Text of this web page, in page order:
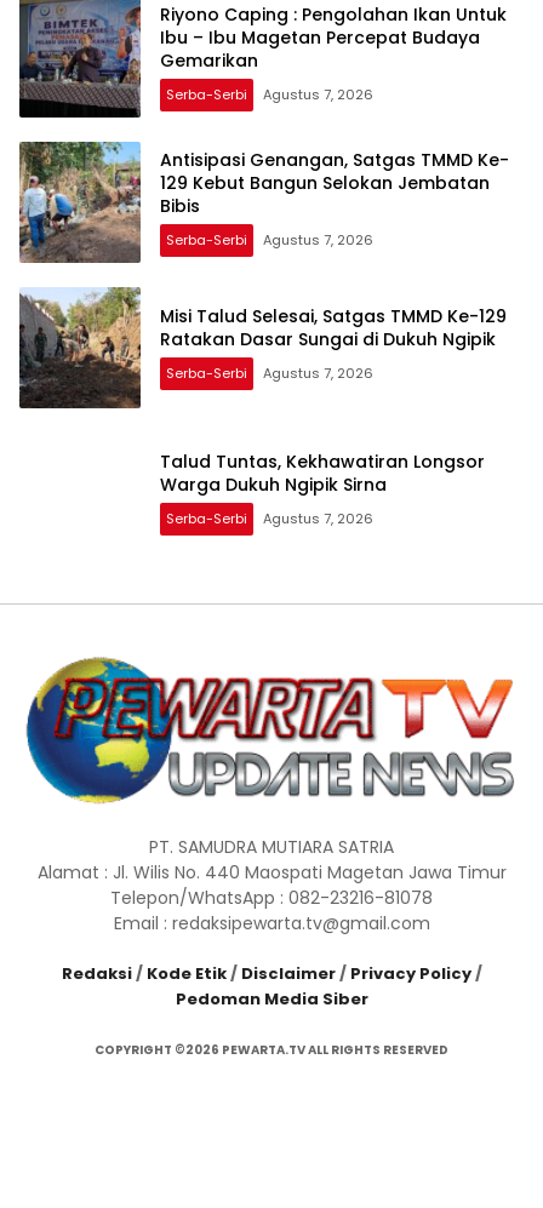
Riyono Caping : Pengolahan Ikan Untuk
Ibu – Ibu Magetan Percepat Budaya
Gemarikan
Serba-Serbi Agustus 7, 2026
Antisipasi Genangan, Satgas TMMD Ke-
129 Kebut Bangun Selokan Jembatan
Bibis
Serba-Serbi Agustus 7, 2026
Misi Talud Selesai, Satgas TMMD Ke-129
Ratakan Dasar Sungai di Dukuh Ngipik
Serba-Serbi Agustus 7, 2026
Talud Tuntas, Kekhawatiran Longsor
Warga Dukuh Ngipik Sirna
Serba-Serbi Agustus 7, 2026
PT. SAMUDRA MUTIARA SATRIA
Alamat : Jl. Wilis No. 440 Maospati Magetan Jawa Timur
Telepon/WhatsApp : 082-23216-81078
Email : redaksipewarta.tv@gmail.com
Redaksi/ Kode Etik/ Disclaimer/ Privacy Policy/
Pedoman Media Siber
COPYRIGHT ©2026 PEWARTA.TV ALL RIGHTS RESERVED